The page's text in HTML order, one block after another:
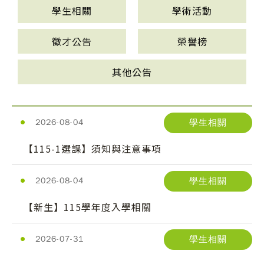
學生相關 學術活動
徵才公告 榮譽榜
其他公告
2026-08-04 學生相關
【115-1選課】須知與注意事項
2026-08-04 學生相關
【新生】115學年度入學相關
2026-07-31 學生相關